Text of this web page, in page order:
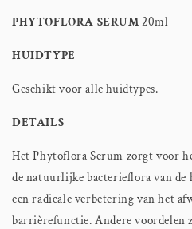
PHYTOFLORA SERUM 20ml
HUIDTYPE
Geschikt voor alle huidtypes.
DETAILS
Het Phytoflora Serum zorgt voor
de natuurlijke bacterieflora van de
een radicale verbetering van het
barrièrefunctie. Andere voordelen